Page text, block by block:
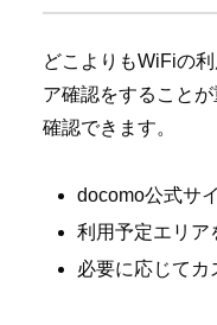
どこよりもWiFiの
ア確認をすること
確認できます。
docomo公式サ
利用予定エリア
必要に応じてカ